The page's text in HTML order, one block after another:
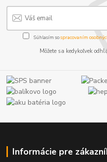
Súhlasím sospracovaním
Môžete sa kedykoľvek
Informácie pre